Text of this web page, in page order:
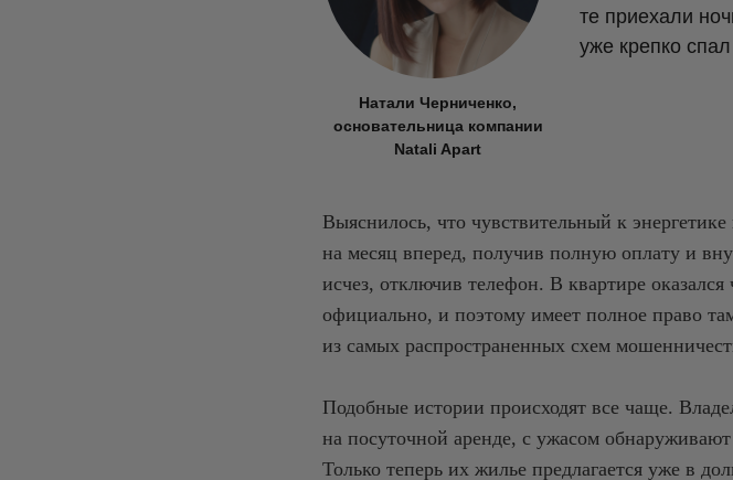
Натали Черниченко,
основательница компании
Natali Apart
те приехали
уже крепко
Выяснилось, что чувствительный к
на месяц вперед, получив полную оплату и
исчез, отключив телефон. В квартире
официально, и поэтому имеет полное право
из самых распространенных схем
Подобные истории происходят все чаще.
на посуточной аренде, с ужасом
Только теперь их жилье предлагается уже в